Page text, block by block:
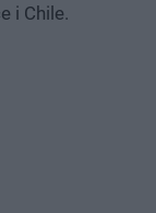
i Chile.